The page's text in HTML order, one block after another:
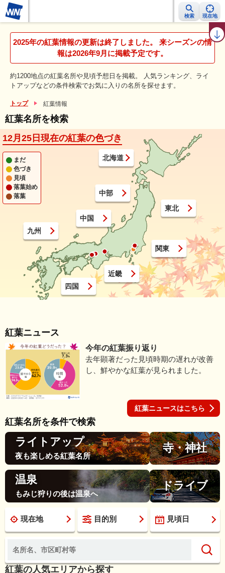
検索 現在地
紅葉レーダー 紅葉ニュース 京都 見頃カレンダー 名所ランキング
2025年の紅葉情報の更新は終了しました。 来シーズンの情
報は2026年9月に掲載予定です。
約1200地点の紅葉名所や見頃予想日を掲載。 人気ランキング、ライ
トアップなどの条件検索でお気に入りの名所を探せます。
トップ 紅葉情報
紅葉名所を検索
12月25日現在の紅葉の色づき
まだ
色づき
見頃
落葉始め
落葉
北海道
東北
関東
中部
近畿
中国
四国
九州
紅葉ニュース
今年の紅葉振り返り
去年顕著だった見頃時期の遅れが改善
し、鮮やかな紅葉が見られました。
紅葉ニュースはこちら
紅葉名所を条件で検索
ライトアップ
夜も楽しめる紅葉名所
寺・神社
温泉
もみじ狩りの後は温泉へ
ドライブ
現在地 目的別 見頃日
紅葉の人気エリアから探す